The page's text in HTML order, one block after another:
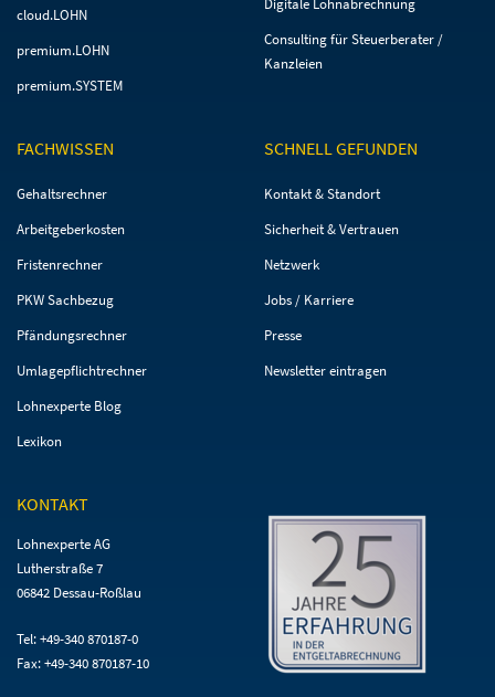
cloud.LOHN
premium.LOHN
premium.SYSTEM
Digitale Lohnabrechnung
Consulting für Steuerberater /
Kanzleien
FACHWISSEN
Navigation
Gehaltsrechner
Arbeitgeberkosten
Fristenrechner
PKW Sachbezug
Pfändungsrechner
Umlagepflichtrechner
Lohnexperte Blog
Lexikon
SCHNELL GEFUNDEN
Navigation
Kontakt & Standort
Sicherheit & Vertrauen
Netzwerk
Jobs / Karriere
Presse
Newsletter eintragen
KONTAKT
Lohnexperte AG
Lutherstraße 7
06842 Dessau-Roßlau
Tel: +49-340 870187-0
Fax: +49-340 870187-10